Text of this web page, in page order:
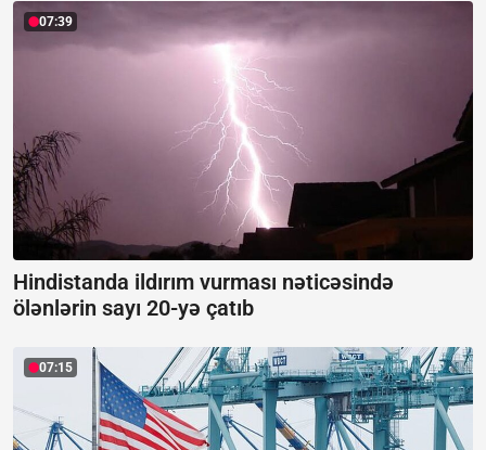
07:39
Hindistanda ildırım vurması nəticəsində
ölənlərin sayı 20-yə çatıb
07:15